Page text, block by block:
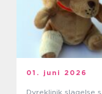
01. juni 2026
Dyreklinik slagelse sådan